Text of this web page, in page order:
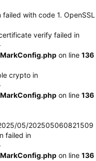
with code 1. OpenSSL
verify failed in
on line 136
crypto in
on line 136
05/202505060821509
failed in
on line 136